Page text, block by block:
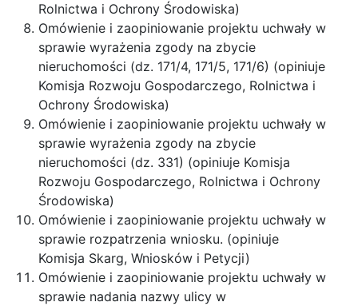
Rolnictwa i Ochrony Środowiska)
Omówienie i zaopiniowanie projektu uchwały w
sprawie wyrażenia zgody na zbycie
nieruchomości (dz. 171/4, 171/5, 171/6) (opiniuje
Komisja Rozwoju Gospodarczego, Rolnictwa i
Ochrony Środowiska)
Omówienie i zaopiniowanie projektu uchwały w
sprawie wyrażenia zgody na zbycie
nieruchomości (dz. 331) (opiniuje Komisja
Rozwoju Gospodarczego, Rolnictwa i Ochrony
Środowiska)
Omówienie i zaopiniowanie projektu uchwały w
sprawie rozpatrzenia wniosku. (opiniuje
Komisja Skarg, Wniosków i Petycji)
Omówienie i zaopiniowanie projektu uchwały w
sprawie nadania nazwy ulicy w